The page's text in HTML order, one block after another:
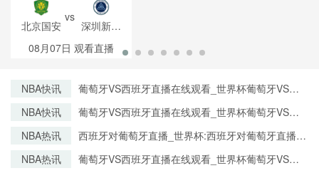
北京国安
vs
深圳新鹏
城
08月07日 观看直播
NBA快讯
葡萄牙VS西班牙直播在线观看_世界杯葡萄牙VS西
NBA快讯
葡萄牙VS西班牙直播在线观看_世界杯葡萄牙VS西
NBA热讯
西班牙对葡萄牙直播_世界杯:西班牙对葡萄牙直播免
清无插件
NBA热讯
葡萄牙VS西班牙直播在线观看_世界杯葡萄牙VS西